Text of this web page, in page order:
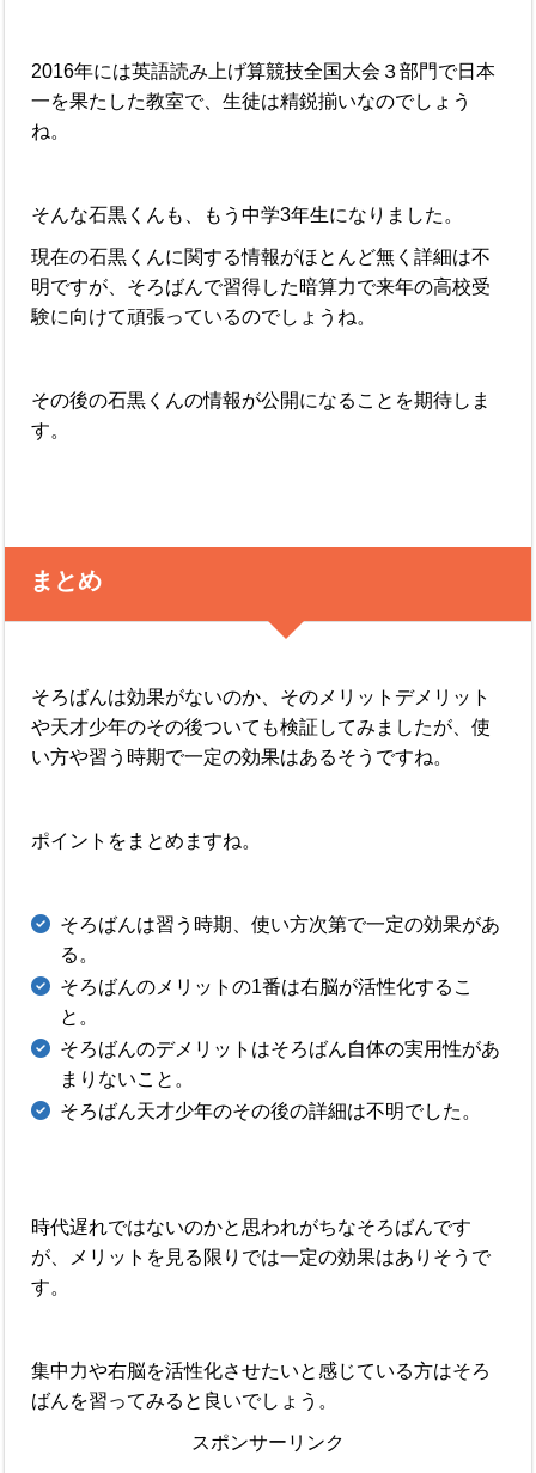
2016年には英語読み上げ算競技全国大会３部門で日本
一を果たした教室で、生徒は精鋭揃いなのでしょう
ね。
そんな石黒くんも、もう中学3年生になりました。
現在の石黒くんに関する情報がほとんど無く詳細は不
明ですが、そろばんで習得した暗算力で来年の高校受
験に向けて頑張っているのでしょうね。
その後の石黒くんの情報が公開になることを期待しま
す。
まとめ
そろばんは効果がないのか、そのメリットデメリット
や天才少年のその後ついても検証してみましたが、使
い方や習う時期で一定の効果はあるそうですね。
ポイントをまとめますね。
そろばんは習う時期、使い方次第で一定の効果があ
る。
そろばんのメリットの1番は右脳が活性化するこ
と。
そろばんのデメリットはそろばん自体の実用性があ
まりないこと。
そろばん天才少年のその後の詳細は不明でした。
時代遅れではないのかと思われがちなそろばんです
が、メリットを見る限りでは一定の効果はありそうで
す。
集中力や右脳を活性化させたいと感じている方はそろ
ばんを習ってみると良いでしょう。
スポンサーリンク